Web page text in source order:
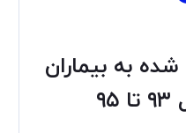
به بیماران